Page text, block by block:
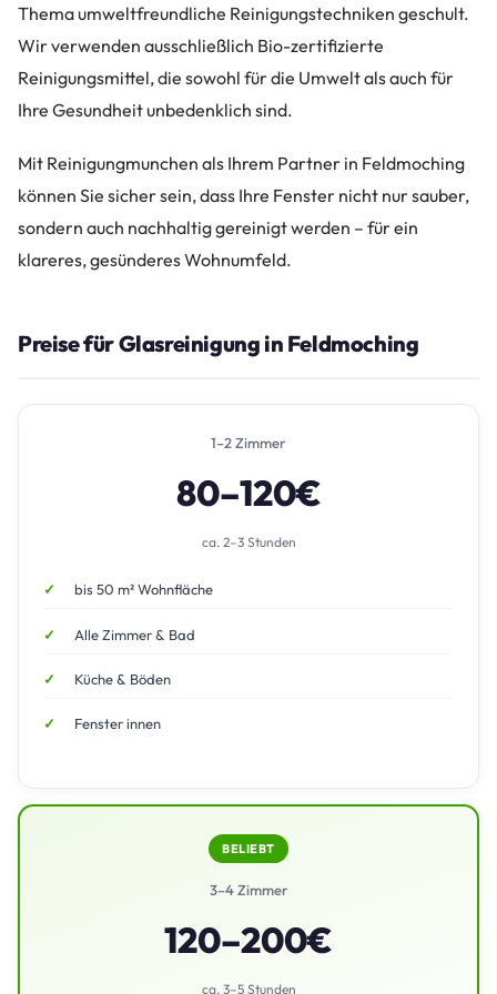
Thema umweltfreundliche Reinigungstechniken geschult.
Wir verwenden ausschließlich Bio-zertifizierte
Reinigungsmittel, die sowohl für die Umwelt als auch für
Ihre Gesundheit unbedenklich sind.
Mit Reinigungmunchen als Ihrem Partner in Feldmoching
können Sie sicher sein, dass Ihre Fenster nicht nur sauber,
sondern auch nachhaltig gereinigt werden – für ein
klareres, gesünderes Wohnumfeld.
Preise für Glasreinigung in Feldmoching
1–2 Zimmer
80–120€
ca. 2–3 Stunden
bis 50 m² Wohnfläche
Alle Zimmer & Bad
Küche & Böden
Fenster innen
BELIEBT
3–4 Zimmer
120–200€
ca. 3–5 Stunden